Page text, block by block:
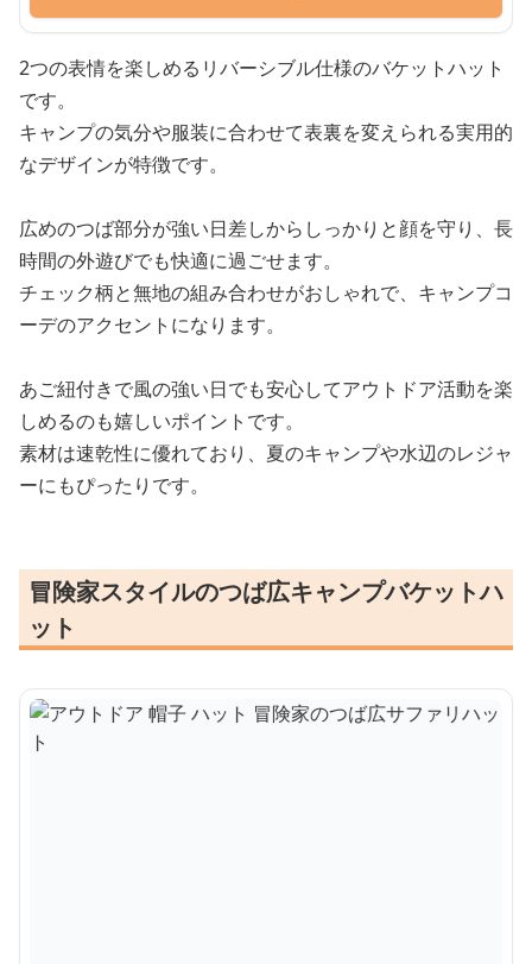
2つの表情を楽しめるリバーシブル仕様のバケットハット
です。
キャンプの気分や服装に合わせて表裏を変えられる実用的
なデザインが特徴です。
広めのつば部分が強い日差しからしっかりと顔を守り、長
時間の外遊びでも快適に過ごせます。
チェック柄と無地の組み合わせがおしゃれで、キャンプコ
ーデのアクセントになります。
あご紐付きで風の強い日でも安心してアウトドア活動を楽
しめるのも嬉しいポイントです。
素材は速乾性に優れており、夏のキャンプや水辺のレジャ
ーにもぴったりです。
冒険家スタイルのつば広キャンプバケットハ
ット